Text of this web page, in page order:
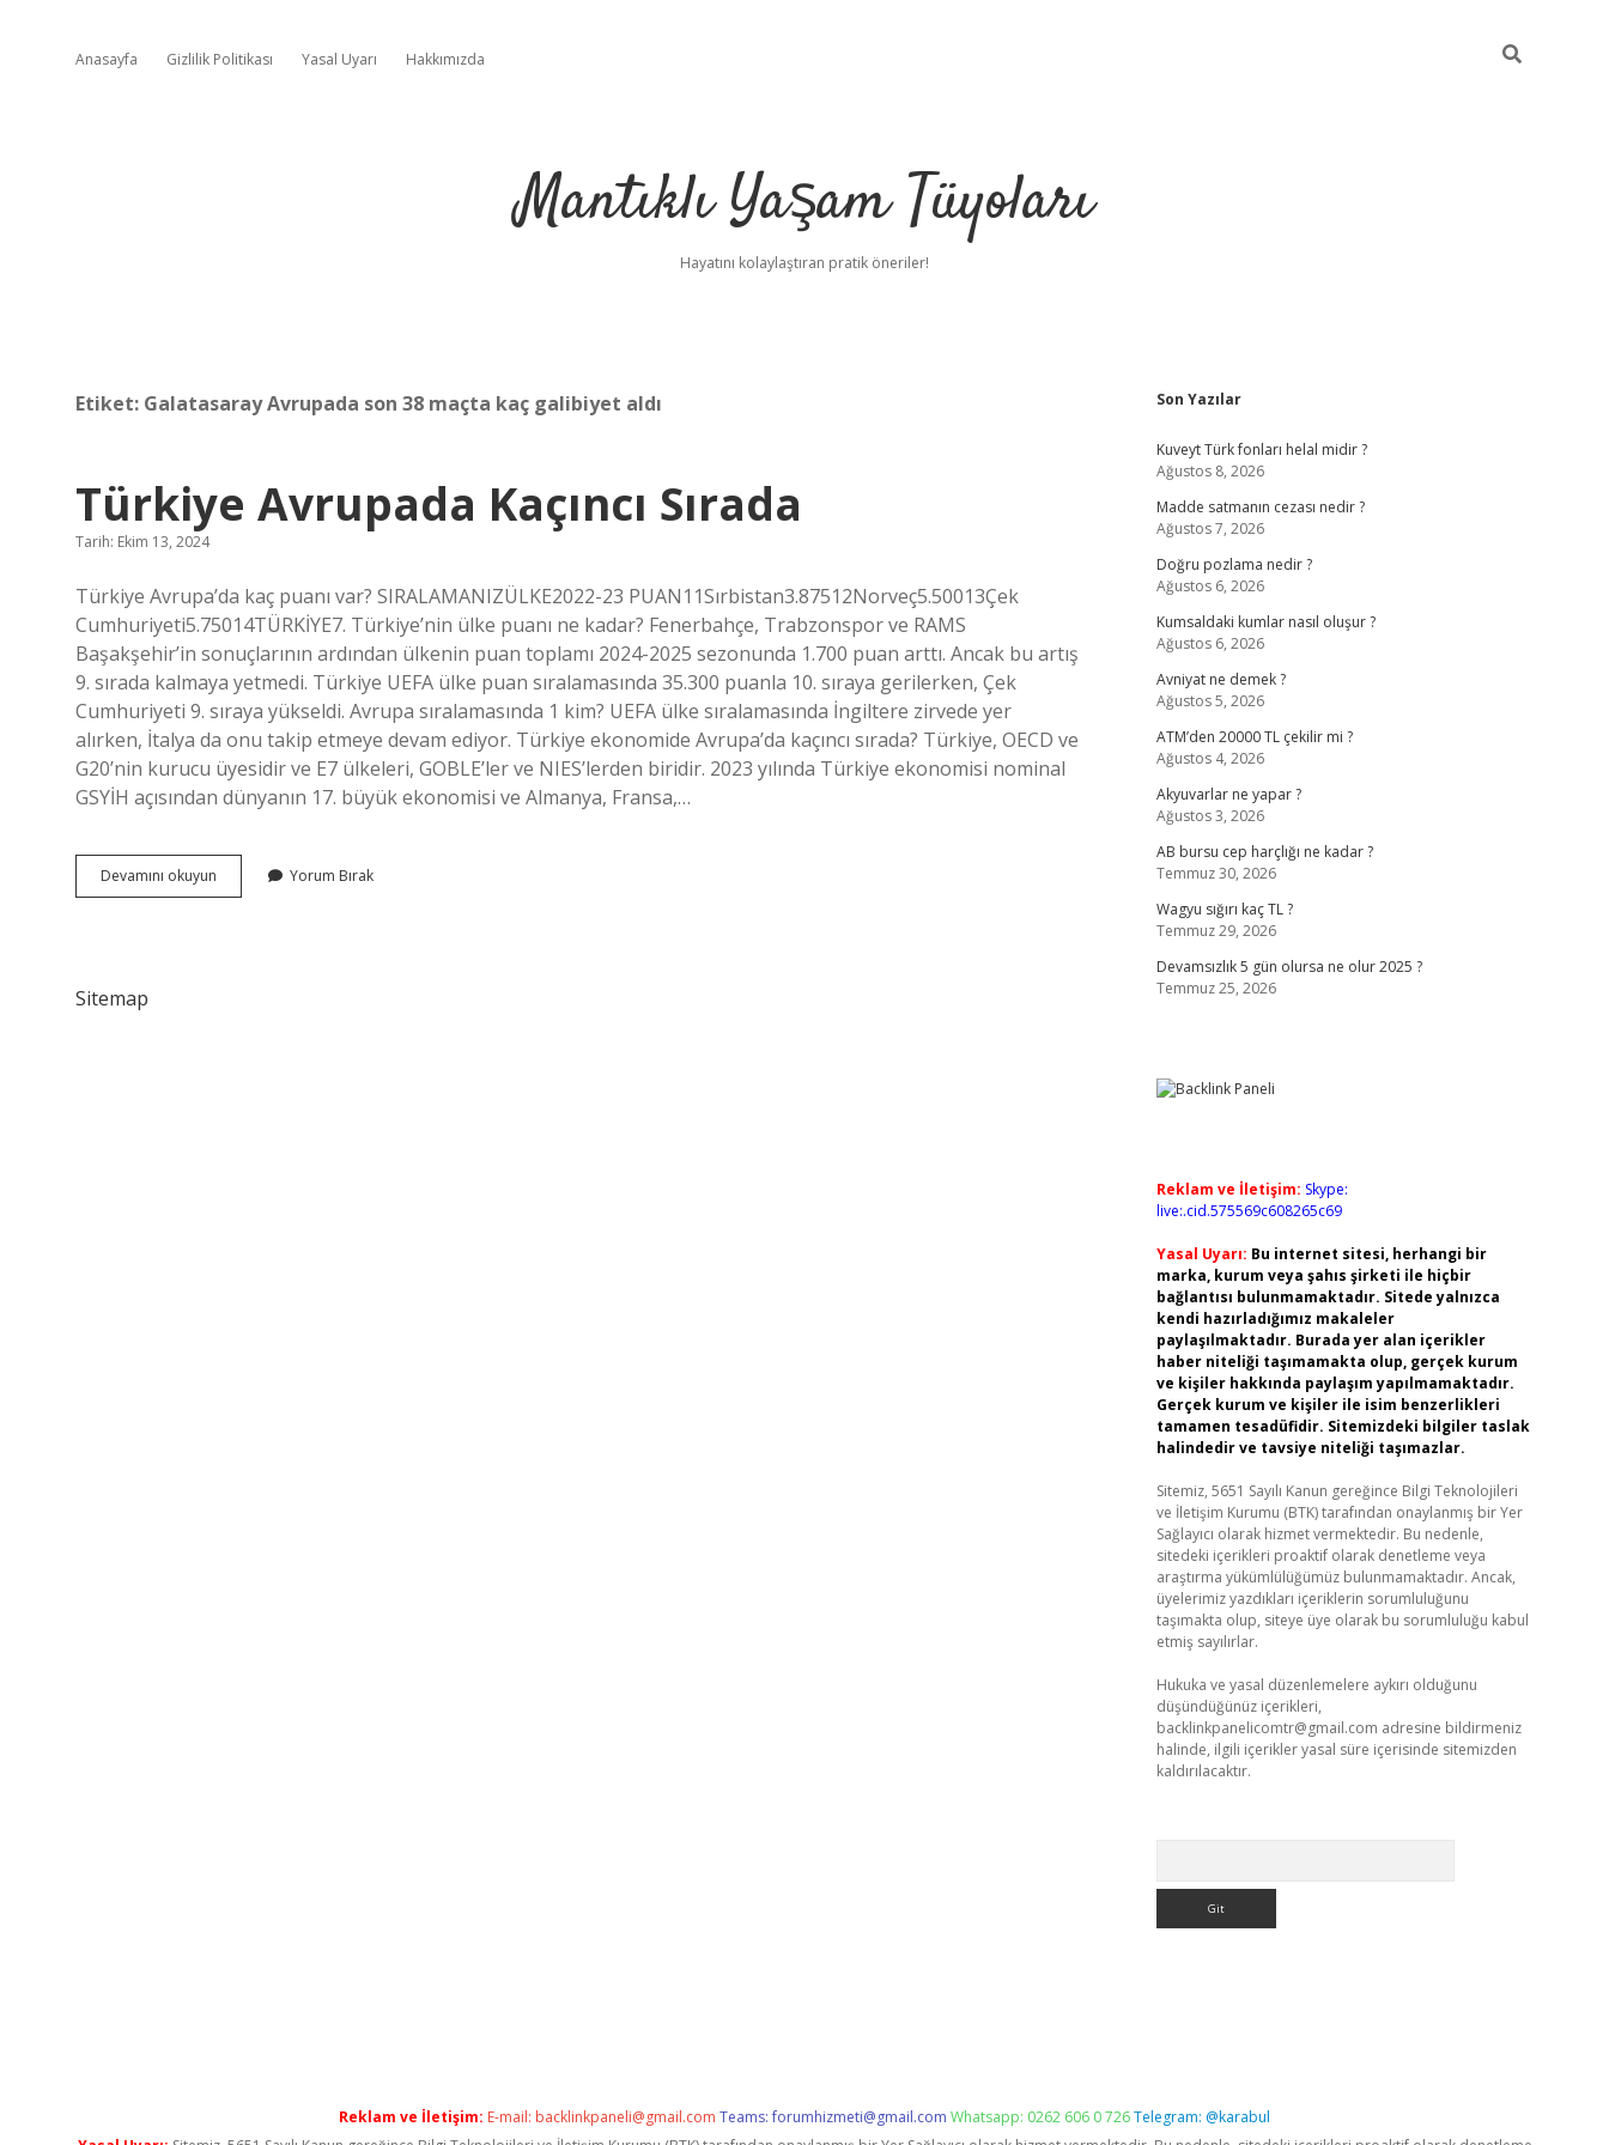
Anasayfa Gizlilik Politikası Yasal Uyarı Hakkımızda
Mantıklı Yaşam Tüyoları
Hayatını kolaylaştıran pratik öneriler!
Etiket: Galatasaray Avrupada son 38 maçta kaç galibiyet aldı
Türkiye Avrupada Kaçıncı Sırada
Tarih: Ekim 13, 2024
Türkiye Avrupa’da kaç puanı var? SIRALAMANIZÜLKE2022-23 PUAN11Sırbistan3.87512Norveç5.50013Çek
Cumhuriyeti5.75014TÜRKİYE7. Türkiye’nin ülke puanı ne kadar? Fenerbahçe, Trabzonspor ve RAMS
Başakşehir’in sonuçlarının ardından ülkenin puan toplamı 2024-2025 sezonunda 1.700 puan arttı. Ancak bu artış
9. sırada kalmaya yetmedi. Türkiye UEFA ülke puan sıralamasında 35.300 puanla 10. sıraya gerilerken, Çek
Cumhuriyeti 9. sıraya yükseldi. Avrupa sıralamasında 1 kim? UEFA ülke sıralamasında İngiltere zirvede yer
alırken, İtalya da onu takip etmeye devam ediyor. Türkiye ekonomide Avrupa’da kaçıncı sırada? Türkiye, OECD ve
G20’nin kurucu üyesidir ve E7 ülkeleri, GOBLE’ler ve NIES’lerden biridir. 2023 yılında Türkiye ekonomisi nominal
GSYİH açısından dünyanın 17. büyük ekonomisi ve Almanya, Fransa,…
Devamını okuyun
Avrupada
Yorum Bırak
Sitemap
Sidebar
Son Yazılar
Kuveyt Türk fonları helal midir ?
Ağustos 8, 2026
Madde satmanın cezası nedir ?
Ağustos 7, 2026
Doğru pozlama nedir ?
Ağustos 6, 2026
Kumsaldaki kumlar nasıl oluşur ?
Ağustos 6, 2026
Avniyat ne demek ?
Ağustos 5, 2026
ATM’den 20000 TL çekilir mi ?
Ağustos 4, 2026
Akyuvarlar ne yapar ?
Ağustos 3, 2026
AB bursu cep harçlığı ne kadar ?
Temmuz 30, 2026
Wagyu sığırı kaç TL ?
Temmuz 29, 2026
Devamsızlık 5 gün olursa ne olur 2025 ?
Temmuz 25, 2026
Reklam ve İletişim: Skype:
live:.cid.575569c608265c69
Yasal Uyarı: Bu internet sitesi, herhangi bir
marka, kurum veya şahıs şirketi ile hiçbir
bağlantısı bulunmamaktadır. Sitede yalnızca
kendi hazırladığımız makaleler
paylaşılmaktadır. Burada yer alan içerikler
haber niteliği taşımamakta olup, gerçek kurum
ve kişiler hakkında paylaşım yapılmamaktadır.
Gerçek kurum ve kişiler ile isim benzerlikleri
tamamen tesadüfidir. Sitemizdeki bilgiler taslak
halindedir ve tavsiye niteliği taşımazlar.
Sitemiz, 5651 Sayılı Kanun gereğince Bilgi Teknolojileri
ve İletişim Kurumu (BTK) tarafından onaylanmış bir Yer
Sağlayıcı olarak hizmet vermektedir. Bu nedenle,
sitedeki içerikleri proaktif olarak denetleme veya
araştırma yükümlülüğümüz bulunmamaktadır. Ancak,
üyelerimiz yazdıkları içeriklerin sorumluluğunu
taşımakta olup, siteye üye olarak bu sorumluluğu kabul
etmiş sayılırlar.
Hukuka ve yasal düzenlemelere aykırı olduğunu
düşündüğünüz içerikleri,
backlinkpanelicomtr@gmail.com adresine bildirmeniz
halinde, ilgili içerikler yasal süre içerisinde sitemizden
kaldırılacaktır.
Reklam ve İletişim: E-mail: backlinkpaneli@gmail.com Teams:forumhizmeti@gmail.com Whatsapp: 0262 606 0 726Telegram: @karabul